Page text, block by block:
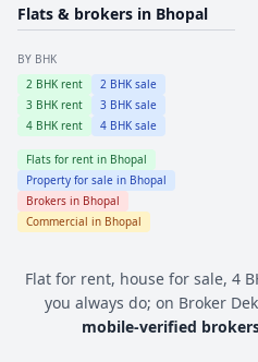
Flats & brokers in Bhopal
BY BHK
2 BHK rent 2 BHK sale
3 BHK rent 3 BHK sale
4 BHK rent 4 BHK sale
Flats for rent in Bhopal
Property for sale in Bhopal
Brokers in Bhopal
Commercial in Bhopal
Flat for rent, house for sale, 4
you always do; on Broker
mobile-verified